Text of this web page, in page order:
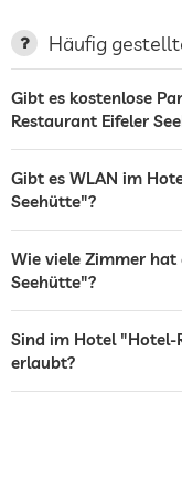
Restaurant
Außenspielplatz
Häufig
Gibt es kostenlose
Restaurant Eifeler
Gibt es WLAN im
Seehütte"?
Wie viele Zimmer
Seehütte"?
Sind im Hotel "Hotel-
erlaubt?